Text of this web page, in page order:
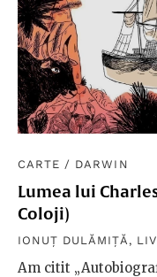
CARTE / DARWIN
Lumea lui
Coloji)
IONUȚ DULĂMIȚĂ ,
Am citit